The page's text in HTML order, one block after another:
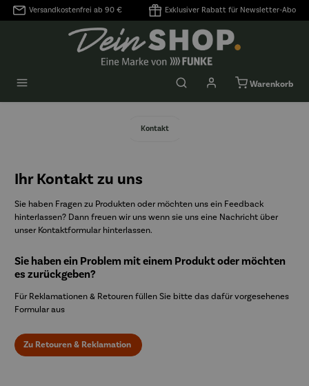
springen
Versandkostenfrei ab 90 € Exklusiver Rabatt für Newsletter-Abo
Warenkorb
Kontakt
Ihr Kontakt zu uns
Sie haben Fragen zu Produkten oder möchten uns ein Feedback
hinterlassen? Dann freuen wir uns wenn sie uns eine Nachricht über
unser Kontaktformular hinterlassen.
Sie haben ein Problem mit einem Produkt oder möchten
es zurückgeben?
Für Reklamationen & Retouren füllen Sie bitte das dafür vorgesehenes
Formular aus
Zu Retouren & Reklamation